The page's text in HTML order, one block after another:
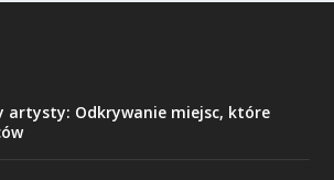
artysty: Odkrywanie miejsc, które